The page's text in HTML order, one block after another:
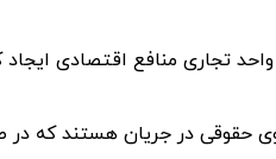
تجاری منافع اقتصادی
حقوقی در جریان هستند که در